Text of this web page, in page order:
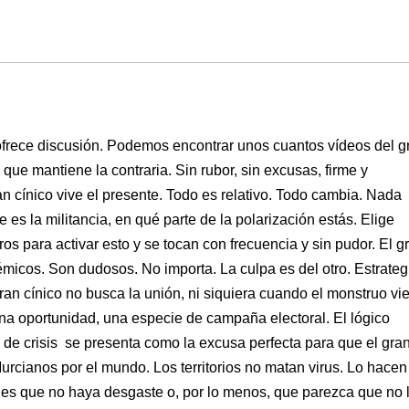
discusión. Podemos encontrar unos cuantos vídeos del
mantiene la contraria. Sin rubor, sin excusas, firme y
cínico vive el presente. Todo es relativo. Todo cambia. Nada
es la militancia, en qué parte de la polarización estás. Elige
para activar esto y se tocan con frecuencia y sin pudor. El
Son dudosos. No importa. La culpa es del otro.
cínico no busca la unión, ni siquiera cuando el monstruo
oportunidad, una especie de campaña electoral. El lógico
crisis se presenta como la excusa perfecta para que el
por el mundo. Los territorios no matan virus. Lo hacen
que no haya desgaste o, por lo menos, que parezca que no